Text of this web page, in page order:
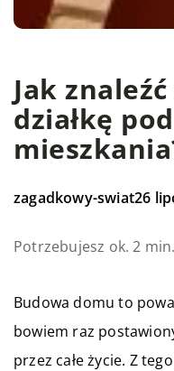
Jak
działkę
zagadkowy-swiat26
Potrzebujesz ok. 2
Budowa domu to
bowiem raz
przez całe życie. Z